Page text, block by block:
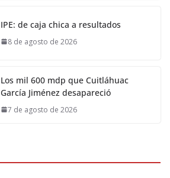
IPE: de caja chica a resultados
8 de agosto de 2026
Los mil 600 mdp que Cuitláhuac
García Jiménez desapareció
7 de agosto de 2026